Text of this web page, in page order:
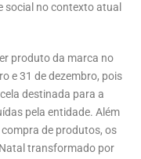
social no contexto atual
produto da marca no
e 31 de dezembro, pois
destinada para a
pela entidade. Além
de produtos, os
transformado por